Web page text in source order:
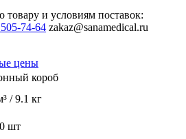
товару и условиям поставок:
74-64 zakaz@sanamedical.ru
цены
короб
/ 9.1 кг
шт